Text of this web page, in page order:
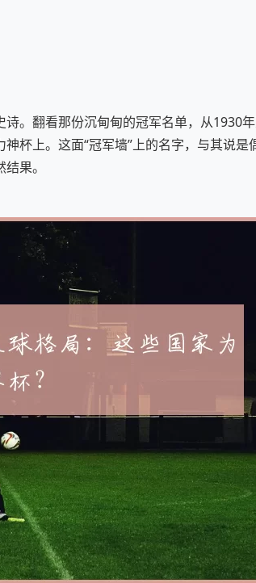
。翻看那份沉甸甸的冠军名单，从1930年
杯上。这面“冠军墙”上的名字，与其说是
果。